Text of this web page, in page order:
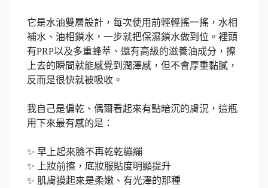
它是水油雙層設計，每次使用前輕輕搖一搖，水相
補水、油相鎖水，一步就把保濕鎖水做到位。裡頭
有PRP以及多重蜂萃、還有高級的滋養油成分，擦
上去的瞬間就能感覺到潤澤感，但不會厚重黏膩，
反而是很快就被吸收。
我自己是偏乾、偶爾看起來有點暗沉的膚況，這瓶
用下來最有感的是：
✨ 早上起來臉不再乾乾繃繃
✨ 上妝前擦，底妝服貼度明顯提升
✨ 肌膚摸起來是柔嫩、有光澤的那種